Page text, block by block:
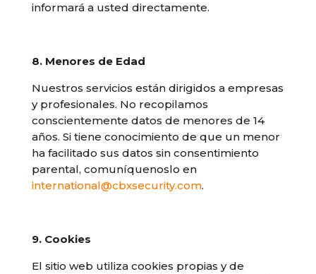
informará a usted directamente.
8. Menores de Edad
Nuestros servicios están dirigidos a empresas
y profesionales. No recopilamos
conscientemente datos de menores de 14
años. Si tiene conocimiento de que un menor
ha facilitado sus datos sin consentimiento
parental, comuníquenoslo en
international@cbxsecurity.com.
9. Cookies
El sitio web utiliza cookies propias y de